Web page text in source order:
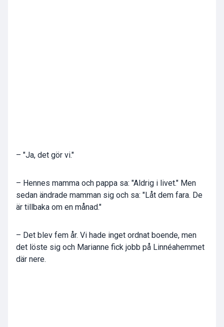
– "Ja, det gör vi."
– Hennes mamma och pappa sa: "Aldrig i livet." Men
sedan ändrade mamman sig och sa: "Låt dem fara. De
är tillbaka om en månad."
– Det blev fem år. Vi hade inget ordnat boende, men
det löste sig och Marianne fick jobb på Linnéahemmet
där nere.